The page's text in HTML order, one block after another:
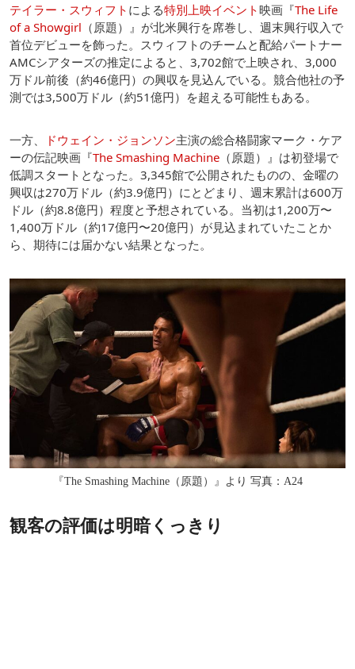
テイラー・スウィフト による特別上映イベント映画『The Life
of a Showgirl （原題）』が北米興行を席巻し、週末興行収入で
首位デビューを飾った。スウィフトのチームと配給パートナー
AMCシアターズの推定によると、3,702館で上映され、3,000
万ドル前後（約46億円）の興収を見込んでいる。競合他社の予
測では3,500万ドル（約51億円）を超える可能性もある。
一方、 ドウェイン・ジョンソン主演の総合格闘家マーク・ケア
ーの伝記映画『The Smashing Machine （原題）』は初登場で
低調スタートとなった。3,345館で公開されたものの、金曜の
興収は270万ドル（約3.9億円）にとどまり、週末累計は600万
ドル（約8.8億円）程度と予想されている。当初は1,200万〜
1,400万ドル（約17億円〜20億円）が見込まれていたことか
ら、期待には届かない結果となった。
『The Smashing Machine（原題）』より 写真：A24
観客の評価は明暗くっきり